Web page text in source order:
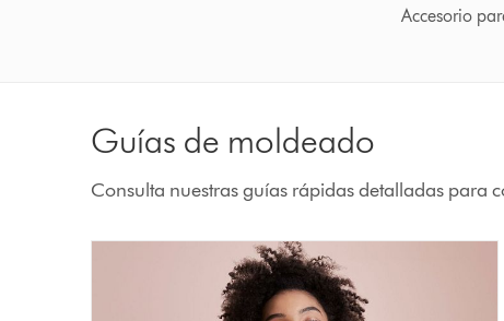
Accesorio
Guías de moldeado
Consulta nuestras guías rápidas detalladas para